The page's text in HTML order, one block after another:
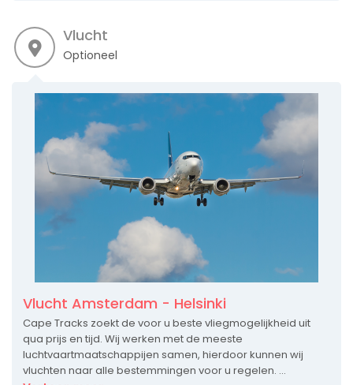
Vlucht
Optioneel
Vlucht Amsterdam - Helsinki
Cape Tracks zoekt de voor u beste vliegmogelijkheid uit
qua prijs en tijd. Wij werken met de meeste
luchtvaartmaatschappijen samen, hierdoor kunnen wij
vluchten naar alle bestemmingen voor u regelen. ...